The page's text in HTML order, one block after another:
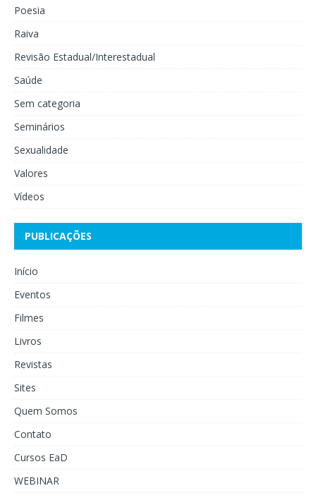
Poesia
Raiva
Revisão Estadual/Interestadual
Saúde
Sem categoria
Seminários
Sexualidade
Valores
Vídeos
PUBLICAÇÕES
Início
Eventos
Filmes
Livros
Revistas
Sites
Quem Somos
Contato
Cursos EaD
WEBINAR